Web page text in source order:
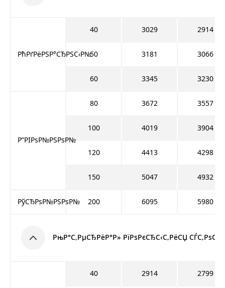
РћРґРёРЅР°СЂРЅС‹Р№
40 3029 2914
50 3181 3066
60 3345 3230
Р”РІРѕР№РЅРѕР№
80 3672 3557
100 4019 3904
120 4413 4298
150 5047 4932
РўСЂРѕР№РЅРѕР№ 200 6095 5980
РњР°С‚РµСЂРёР°Р» РїРѕРєСЂС‹С‚РёСЏ
40 2914 2799